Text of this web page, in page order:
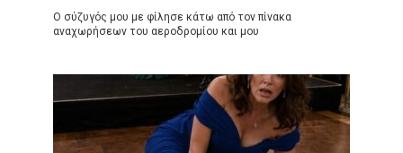
Ο σύζυγός μου με φίλησε κάτω από τον πίνακα
αναχωρήσεων του αεροδρομίου και μου